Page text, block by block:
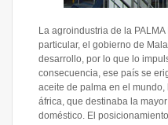
La agroindustria de la
particular, el gobierno de
desarrollo, por lo que lo
consecuencia, ese país se
aceite de palma en el
áfrica, que destinaba la
doméstico. El posicionamiento